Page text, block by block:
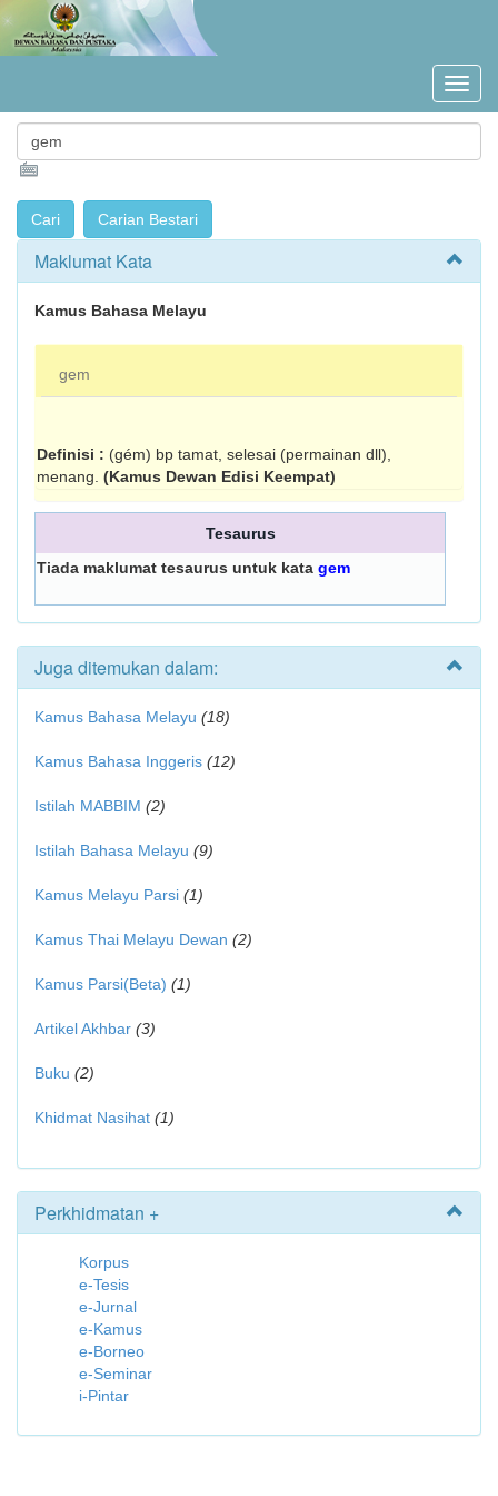
Maklumat Kata
Kamus Bahasa Melayu
gem
Definisi : (gém) bp tamat, selesai (permainan dll),
menang. (Kamus Dewan Edisi Keempat)
Tesaurus
Tiada maklumat tesaurus untuk kata gem
Juga ditemukan dalam:
Kamus Bahasa Melayu (18)
Kamus Bahasa Inggeris (12)
Istilah MABBIM (2)
Istilah Bahasa Melayu (9)
Kamus Melayu Parsi (1)
Kamus Thai Melayu Dewan (2)
Kamus Parsi(Beta) (1)
Artikel Akhbar (3)
Buku (2)
Khidmat Nasihat (1)
Perkhidmatan +
Korpus
e-Tesis
e-Jurnal
e-Kamus
e-Borneo
e-Seminar
i-Pintar